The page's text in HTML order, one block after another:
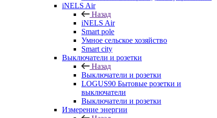
iNELS Air
Назад
iNELS Air
Smart pole
Умное сельское хозяйство
Smart city
Выключатели и розетки
Назад
Выключатели и розетки
LOGUS90 Бытовые розетки и
выключатели
Выключатели и розетки
Измерение энергии